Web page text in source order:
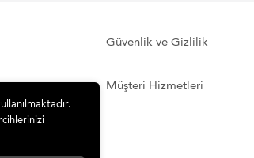
Güvenlik ve Gizlilik
Müşteri Hizmetleri